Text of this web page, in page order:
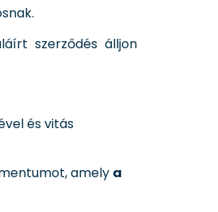
szerződés álljon
és vitás
amely a